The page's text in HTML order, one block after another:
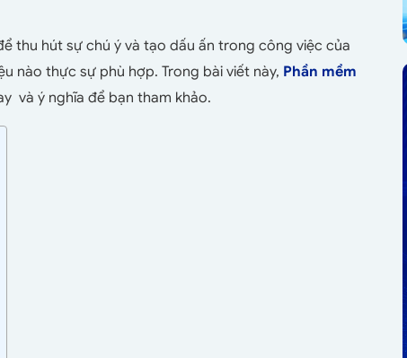
thu hút sự chú ý và tạo dấu ấn trong công việc của
nào thực sự phù hợp. Trong bài viết này, Phần mềm
và ý nghĩa để bạn tham khảo.